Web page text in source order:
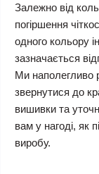
Залежно від
погіршення
одного кольору
зазначається
Ми наполегливо
звернутися до
вишивки та
вам у нагоді, як
виробу.